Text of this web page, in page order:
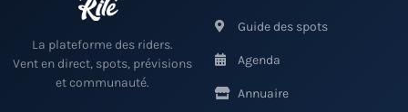
La plateforme des riders.
Vent en direct, spots, prévisions
et communauté.
Guide des spots
Agenda
Annuaire